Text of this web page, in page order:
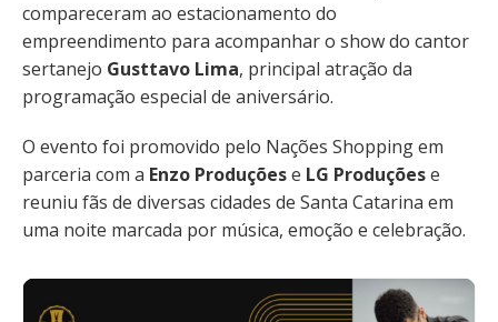
compareceram ao estacionamento do
empreendimento para acompanhar o show do cantor
sertanejo Gusttavo Lima, principal atração da
programação especial de aniversário.
O evento foi promovido pelo Nações Shopping em
parceria com a Enzo Produçõese LG Produçõese
reuniu fãs de diversas cidades de Santa Catarina em
uma noite marcada por música, emoção e celebração.